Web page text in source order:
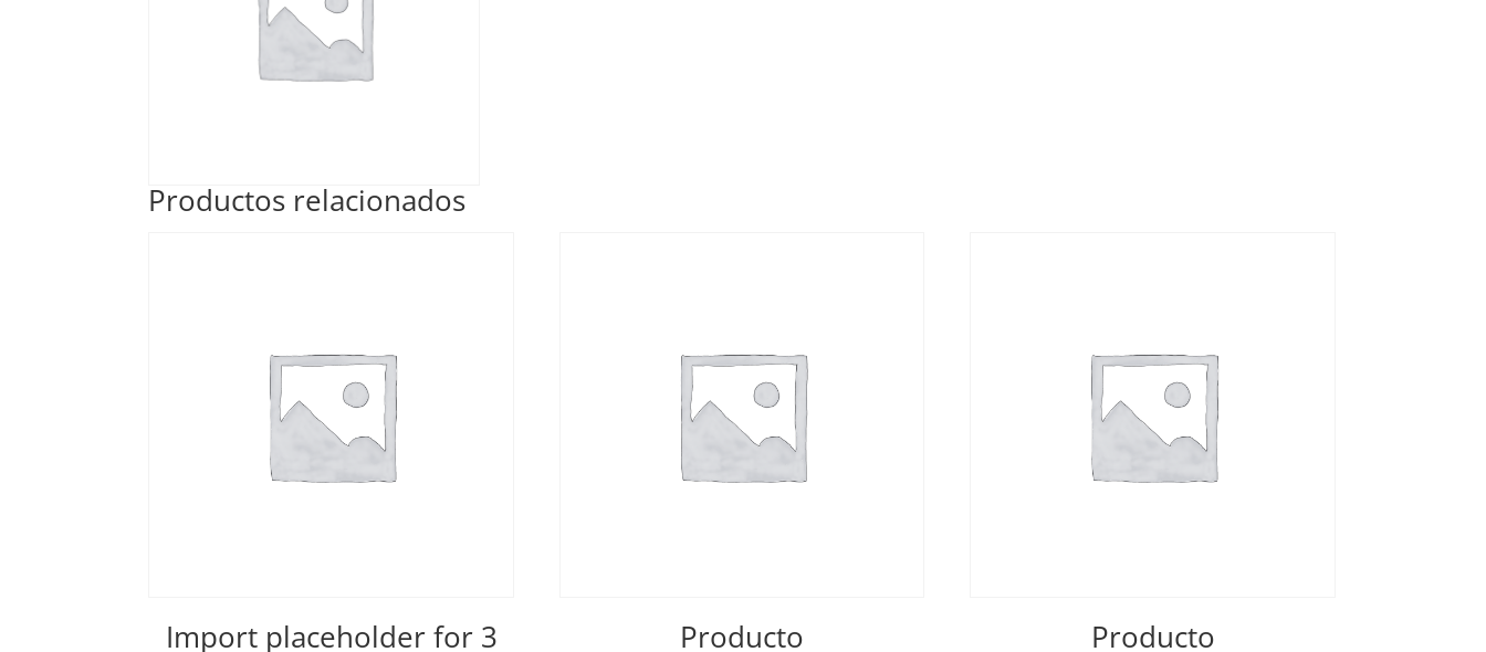
Productos relacionados
Import placeholder for 3 Producto Producto